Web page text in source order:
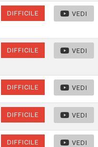
DIFFICILE VEDI
DIFFICILE VEDI
DIFFICILE VEDI
DIFFICILE VEDI
DIFFICILE VEDI